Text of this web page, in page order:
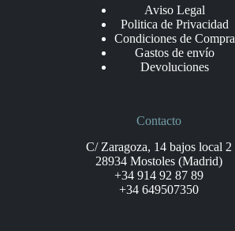
Aviso Legal
Politica de Privacidad
Condiciones de Compra
Gastos de envío
Devoluciones
Contacto
C/ Zaragoza, 14 bajos local 2
28934 Mostoles (Madrid)
+34 914 92 87 89
+34 649507350